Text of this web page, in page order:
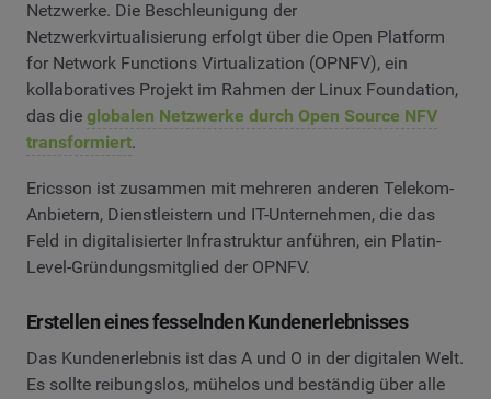
Netzwerke. Die Beschleunigung der
Netzwerkvirtualisierung erfolgt über die Open Platform
for Network Functions Virtualization (OPNFV), ein
kollaboratives Projekt im Rahmen der Linux Foundation,
das die globalen Netzwerke durch Open Source NFV
transformiert.
Ericsson ist zusammen mit mehreren anderen Telekom-
Anbietern, Dienstleistern und IT-Unternehmen, die das
Feld in digitalisierter Infrastruktur anführen, ein Platin-
Level-Gründungsmitglied der OPNFV.
Erstellen eines fesselnden Kundenerlebnisses
Das Kundenerlebnis ist das A und O in der digitalen Welt.
Es sollte reibungslos, mühelos und beständig über alle